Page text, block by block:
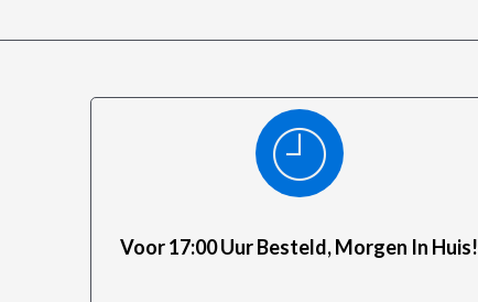
Voor 17:00 Uur Besteld, Morgen In Huis!